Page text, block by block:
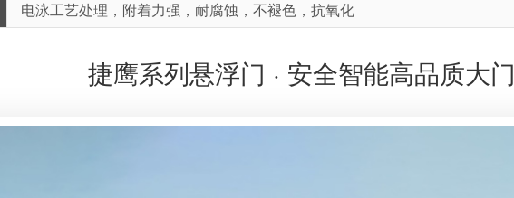
电泳工艺处理，附着力强，耐腐蚀，不褪色，抗氧化
捷鹰系列悬浮门 · 安全智能高品质大门